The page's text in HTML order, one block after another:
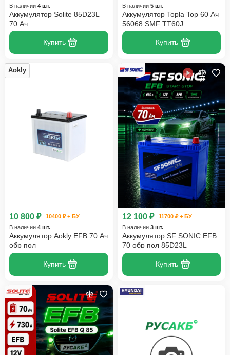
В наличии 4 шт.
Аккумулятор Solite 85D23L
70 Ач
Купить
В наличии 5 шт.
Аккумулятор Topla Top 60 Ач
56068 SMF TT60J
Купить
Aokly
10 800 ₽
10400 ₽ + БУ
В наличии 4 шт.
Аккумулятор Aokly EFB 70 Ач
обр пол
Купить
12 100 ₽
11700 ₽ + БУ
В наличии 3 шт.
Аккумулятор SF SONIC EFB
70 обр пол 85D23L
Купить